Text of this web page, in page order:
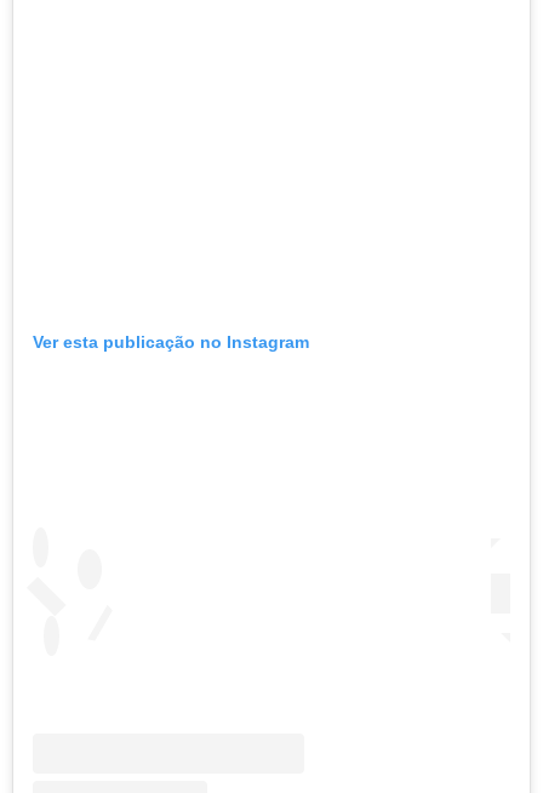
Ver esta publicação no Instagram